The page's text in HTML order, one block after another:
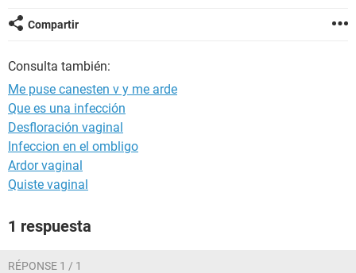
Compartir
Consulta también:
Me puse canesten v y me arde
Que es una infección
Desfloración vaginal
Infeccion en el ombligo
Ardor vaginal
Quiste vaginal
1 respuesta
RÉPONSE 1 / 1